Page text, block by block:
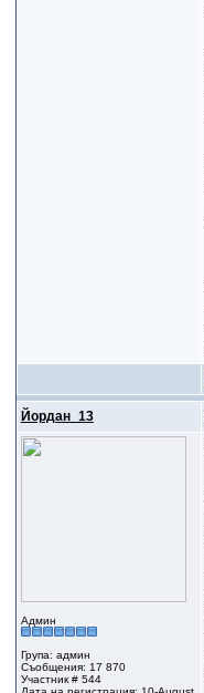
Йордан_13
Админ
Група: админ
Съобщения: 17 870
Участник # 544